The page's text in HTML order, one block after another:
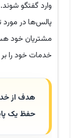
وارد گفتگو
پالس‌ها در مورد
مشتریان خود
خدمات خود را
هدف از
حفظ یک